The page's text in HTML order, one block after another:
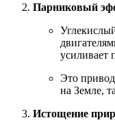
Парниковый
усиливает
Это
на Земле,
Истощение